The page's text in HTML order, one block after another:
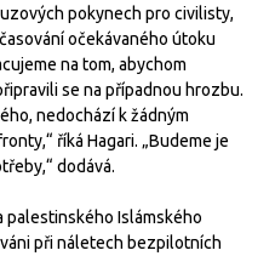
pokynech pro civilisty,
očekávaného útoku
na tom, abychom
se na případnou hrozbu.
nedochází k žádným
říká Hagari. „Budeme je
dodává.
palestinského Islámského
při náletech bezpilotních